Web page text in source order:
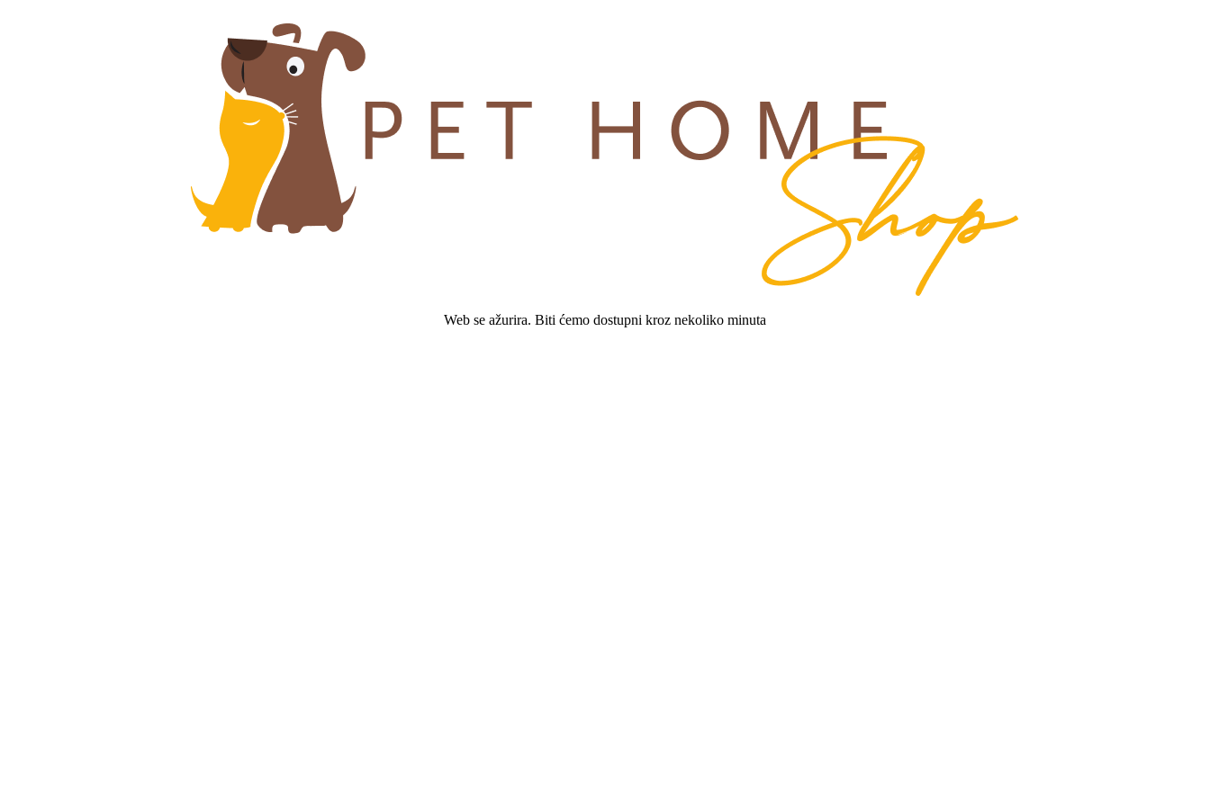
Web se ažurira. Biti ćemo dostupni kroz nekoliko minuta